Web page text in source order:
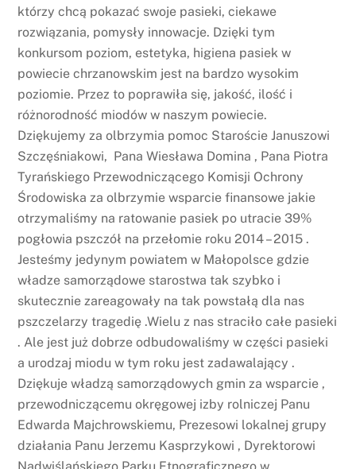
którzy chcą pokazać swoje pasieki, ciekawe
rozwiązania, pomysły innowacje. Dzięki tym
konkursom poziom, estetyka, higiena pasiek w
powiecie chrzanowskim jest na bardzo wysokim
poziomie. Przez to poprawiła się, jakość, ilość i
różnorodność miodów w naszym powiecie.
Dziękujemy za olbrzymia pomoc Staroście Januszowi
Szczęśniakowi, Pana Wiesława Domina , Pana Piotra
Tyrańskiego Przewodniczącego Komisji Ochrony
Środowiska za olbrzymie wsparcie finansowe jakie
otrzymaliśmy na ratowanie pasiek po utracie 39%
pogłowia pszczół na przełomie roku 2014 – 2015 .
Jesteśmy jedynym powiatem w Małopolsce gdzie
władze samorządowe starostwa tak szybko i
skutecznie zareagowały na tak powstałą dla nas
pszczelarzy tragedię .Wielu z nas straciło całe pasieki
. Ale jest już dobrze odbudowaliśmy w części pasieki
a urodzaj miodu w tym roku jest zadawalający .
Dziękuje władzą samorządowych gmin za wsparcie ,
przewodniczącemu okręgowej izby rolniczej Panu
Edwarda Majchrowskiemu, Prezesowi lokalnej grupy
działania Panu Jerzemu Kasprzykowi , Dyrektorowi